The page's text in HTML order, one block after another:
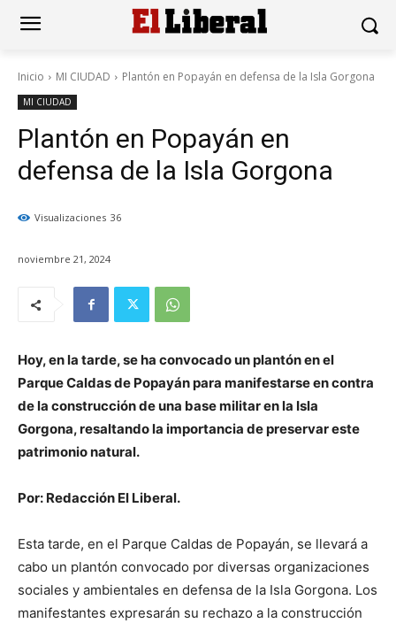
Inicio MI CIUDAD Plantón en Popayán en defensa de la Isla Gorgona
MI CIUDAD
Plantón en Popayán en
defensa de la Isla Gorgona
Visualizaciones 36
noviembre 21, 2024
Hoy, en la tarde, se ha convocado un plantón en el
Parque Caldas de Popayán para manifestarse en contra
de la construcción de una base militar en la Isla
Gorgona, resaltando la importancia de preservar este
patrimonio natural.
Por: Redacción El Liberal.
Esta tarde, en el Parque Caldas de Popayán, se llevará a
cabo un plantón convocado por diversas organizaciones
sociales y ambientales en defensa de la Isla Gorgona. Los
manifestantes expresarán su rechazo a la construcción